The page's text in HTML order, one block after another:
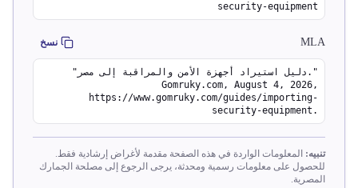
security-equipment
MLA نسخ
"دليل استيراد أجهزة الأمن والمراقبة إلى مصر."
Gomruky.com, August 4, 2026,
https://www.gomruky.com/guides/importing-
security-equipment.
تنبيه: المعلومات الواردة في هذه الصفحة مقدمة لأغراض إرشادية فقط.
للحصول على معلومات رسمية ومحدثة، يرجى الرجوع إلى مصلحة الجمارك
المصرية.